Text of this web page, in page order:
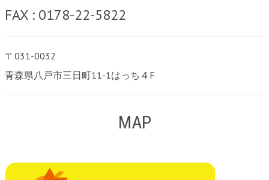
FAX : 0178-22-5822
〒031-0032
青森県八戸市三日町11-1はっち４F
MAP